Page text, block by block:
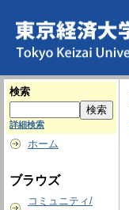
検索
詳細検索
ホーム
ブラウズ
コミュニティ/